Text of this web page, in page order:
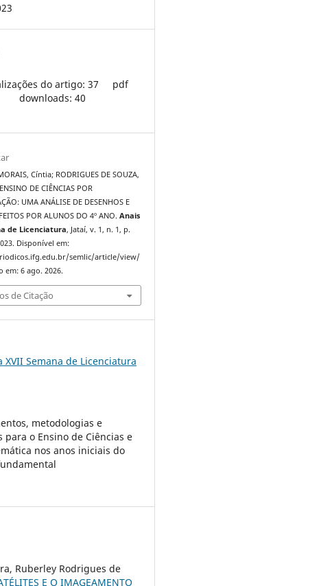
do artigo: 37
pdf
downloads: 40
Cíntia; RODRIGUES DE SOUZA,
DE CIÊNCIAS POR
UMA ANÁLISE DE DESENHOS E
POR ALUNOS DO 4º ANO.Anais
de Licenciatura, Jataí, v. 1, n. 1, p.
Disponível em:
semlic/article/view/
em: 6 ago. 2026.
de Citação
XVII Semana de Licenciatura
metodologias e
para o Ensino de Ciências e
nos anos iniciais do
Ruberley Rodrigues de
E O IMAGEAMENTO